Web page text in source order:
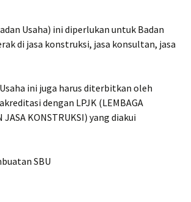
Usaha) ini diperlukan untuk Badan
di jasa konstruksi, jasa konsultan, jasa
ini juga harus diterbitkan oleh
dengan LPJK (LEMBAGA
JASA KONSTRUKSI) yang diakui
SBU